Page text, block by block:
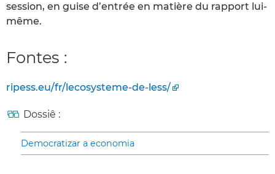
session, en guise d’entrée en matière du rapport lui-
même.
Fontes :
ripess.eu/fr/lecosysteme-de-less/
Dossiê :
Democratizar a economia